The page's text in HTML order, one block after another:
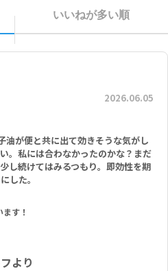
L-酒石酸 100mg、シロインゲンマ
カン 70mg、トウガラシエキス 60m
シン塩酸塩 2mg
428）、酸化チタン（INS 171）
いいねが多い順
2026.06.05
油が便と共に出て効きそうな気がし
。私には合わなかったのかな？まだ
し続けてはみるつもり。即効性を期
した。
す！
より